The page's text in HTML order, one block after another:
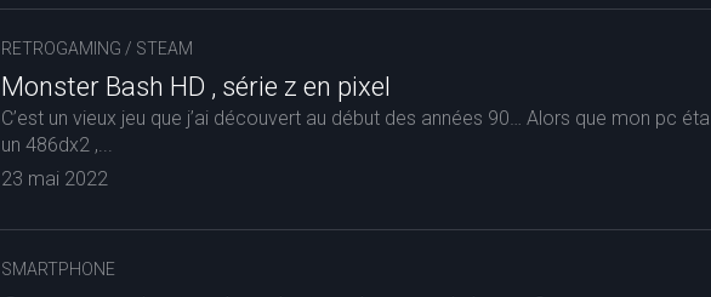
RETROGAMING / STEAM
Monster Bash HD , série z en pixel
C’est un vieux jeu que j’ai découvert au début des années 90… Alors que mon pc
un 486dx2 ,...
23 mai 2022
SMARTPHONE